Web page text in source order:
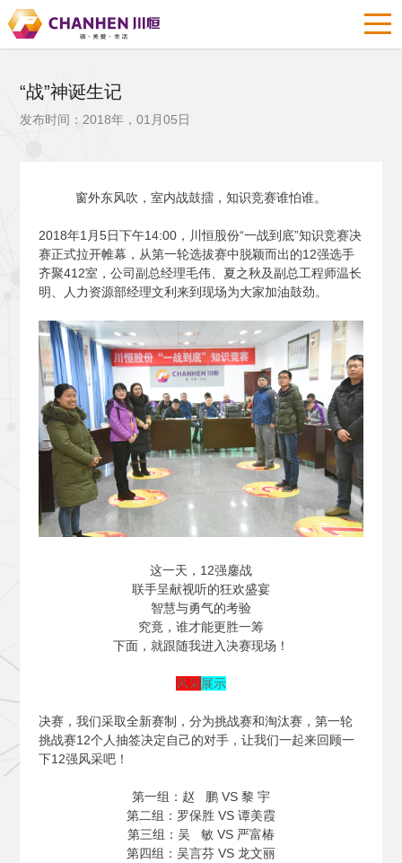
“战”神诞生记
发布时间：2018年，01月05日
窗外东风吹，室内战鼓擂，知识竞赛谁怕谁。
2018年1月5日下午14:00，川恒股份“一战到底”知识竞赛决
赛正式拉开帷幕，从第一轮选拔赛中脱颖而出的12强选手
齐聚412室，公司副总经理毛伟、夏之秋及副总工程师温长
明、人力资源部经理文利来到现场为大家加油鼓劲。
这一天，12强鏖战
联手呈献视听的狂欢盛宴
智慧与勇气的考验
究竟，谁才能更胜一筹
下面，就跟随我进入决赛现场！
风采展示
决赛，我们采取全新赛制，分为挑战赛和淘汰赛，第一轮
挑战赛12个人抽签决定自己的对手，让我们一起来回顾一
下12强风采吧！
第一组：赵 鹏 VS 黎 宇
第二组：罗保胜 VS 谭美霞
第三组：吴 敏 VS 严富椿
第四组：吴言芬 VS 龙文丽